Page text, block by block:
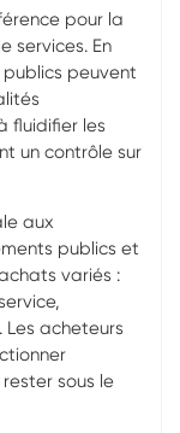
pour la
services. En
peuvent
fluidifier les
un contrôle sur
aux
publics et
variés :
acheteurs
sous le